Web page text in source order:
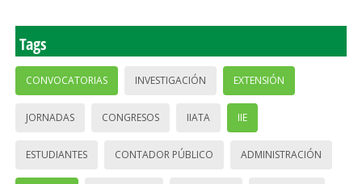
Tags
CONVOCATORIAS INVESTIGACIÓN EXTENSIÓN
JORNADAS CONGRESOS IIATA IIE
ESTUDIANTES CONTADOR PÚBLICO ADMINISTRACIÓN